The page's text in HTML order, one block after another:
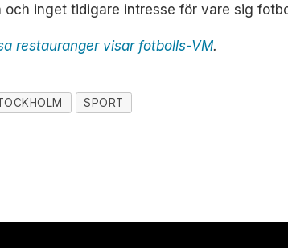
och inget tidigare intresse för vare sig
restauranger visar fotbolls-VM.
SPORT